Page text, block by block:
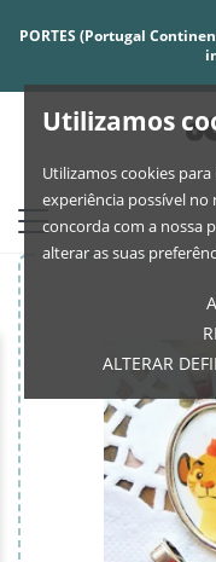
Utilizamos
Utilizamos cookies
experiência possível no
concorda com a nossa
alterar as suas
ALTERAR
PORTES (Portugal